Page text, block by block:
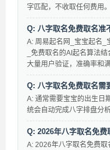
字匹配，不收取任何费用。
Q: 八字取名免费取名准
A: 周易起名网_宝宝起名_
_免费取名的AI起名算法
大量用户验证，准确率和
Q: 八字取名免费取名需
A: 通常需要宝宝的出生日
统会自动完成八字排盘分析
Q: 2026年八字取名免费
A: 2026年八字取名免费